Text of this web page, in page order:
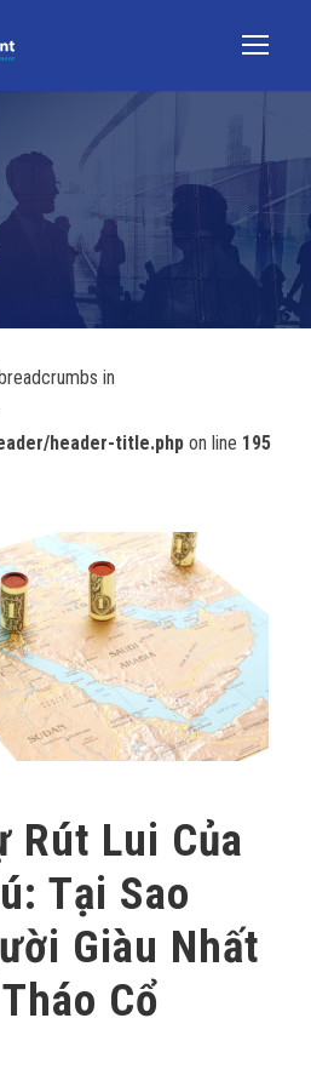
in
header-title.php on line 195
Rút Lui Của
Tại Sao
Giàu Nhất
Cổ